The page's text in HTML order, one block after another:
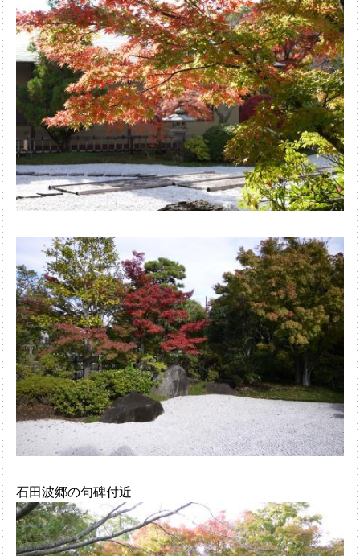
石田波郷の句碑付近